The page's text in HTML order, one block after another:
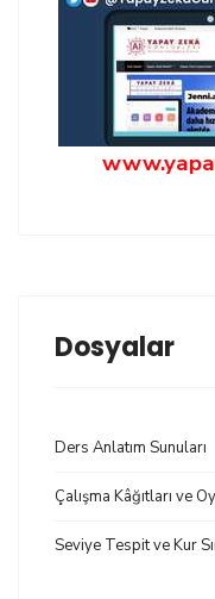
Dosyalar
Ders Anlatım Sunuları
Çalışma Kâğıtları ve
Seviye Tespit ve Kur